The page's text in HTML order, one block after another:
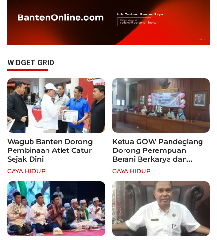
WIDGET GRID
Wagub Banten Dorong
Pembinaan Atlet Catur
Sejak Dini
GAYA HIDUP
Ketua GOW Pandeglang
Dorong Perempuan
Berani Berkarya dan
Mandiri
GAYA HIDUP